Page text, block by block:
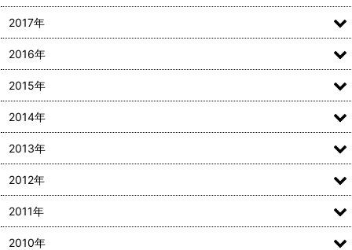
2017年
2016年
2015年
2014年
2013年
2012年
2011年
2010年